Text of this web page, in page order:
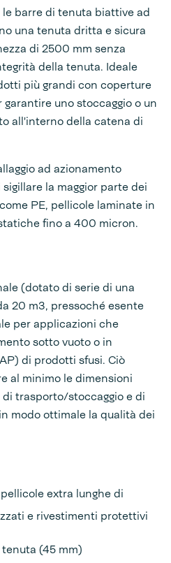
barre di tenuta biattive ad
una tenuta dritta e sicura
di 2500 mm senza
della tenuta. Ideale
più grandi con coperture
uno stoccaggio o un
all'interno della catena di
ad azionamento
la maggior parte dei
PE, pellicole laminate in
fino a 400 micron.
(dotato di serie di una
20 m3, pressoché esente
per applicazioni che
sotto vuoto o in
di prodotti sfusi. Ciò
al minimo le dimensioni
trasporto/stoccaggio e di
modo ottimale la qualità dei
extra lunghe di
e rivestimenti protettivi
(45 mm)